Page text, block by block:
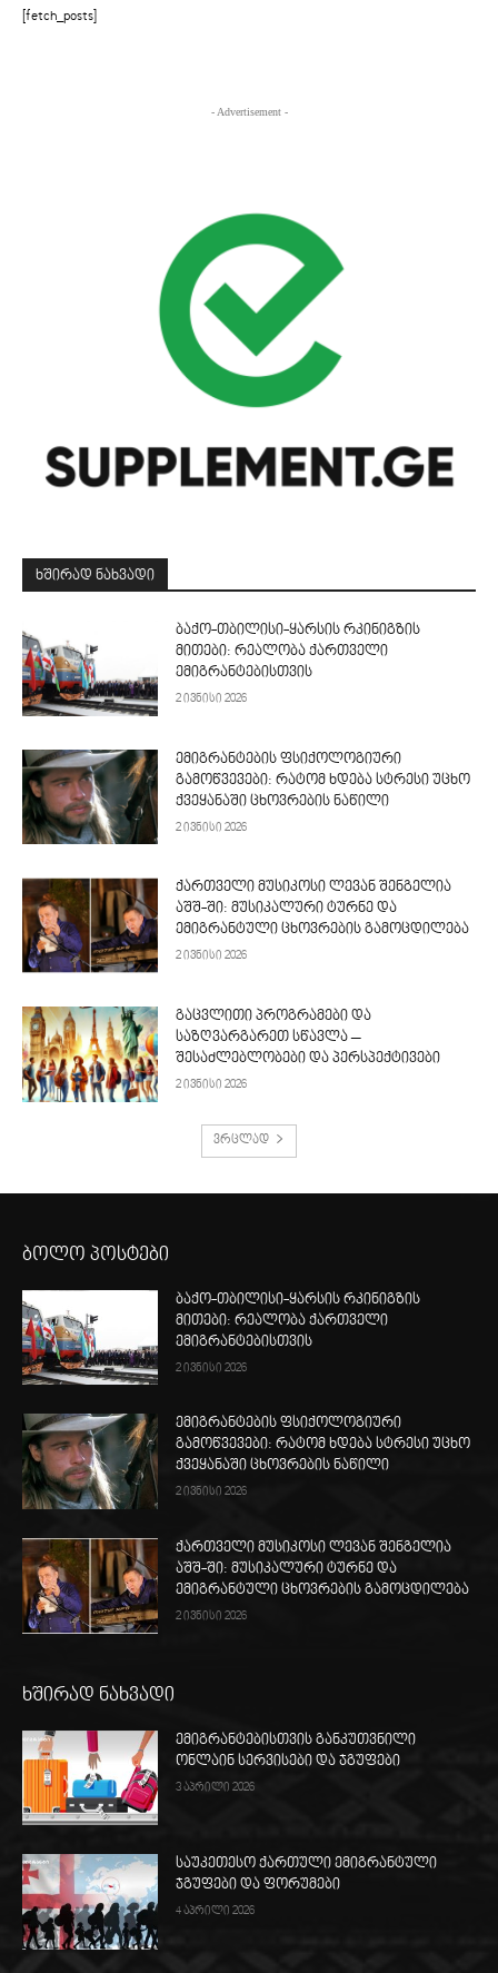
[fetch_posts]
- Advertisement -
ᲮᲨᲘᲠᲐᲓ ᲜᲐᲮᲕᲐᲓᲘ
ბაქო-თბილისი-ყარსის რკინიგზის
მითები: რეალობა ქართველი
ემიგრანტებისთვის
2 ივნისი 2026
ემიგრანტების ფსიქოლოგიური
გამოწვევები: რატომ ხდება სტრესი უცხო
ქვეყანაში ცხოვრების ნაწილი
2 ივნისი 2026
ქართველი მუსიკოსი ლევან შენგელია
აშშ-ში: მუსიკალური ტურნე და
ემიგრანტული ცხოვრების გამოცდილება
2 ივნისი 2026
გაცვლითი პროგრამები და
საზღვარგარეთ სწავლა –
შესაძლებლობები და პერსპექტივები
2 ივნისი 2026
ვრცლად
ბოლო პოსტები
ბაქო-თბილისი-ყარსის რკინიგზის
მითები: რეალობა ქართველი
ემიგრანტებისთვის
2 ივნისი 2026
ემიგრანტების ფსიქოლოგიური
გამოწვევები: რატომ ხდება სტრესი უცხო
ქვეყანაში ცხოვრების ნაწილი
2 ივნისი 2026
ქართველი მუსიკოსი ლევან შენგელია
აშშ-ში: მუსიკალური ტურნე და
ემიგრანტული ცხოვრების გამოცდილება
2 ივნისი 2026
ხშირად ნახვადი
ემიგრანტებისთვის განკუთვნილი
ონლაინ სერვისები და ჯგუფები
3 აპრილი 2026
საუკეთესო ქართული ემიგრანტული
ჯგუფები და ფორუმები
4 აპრილი 2026